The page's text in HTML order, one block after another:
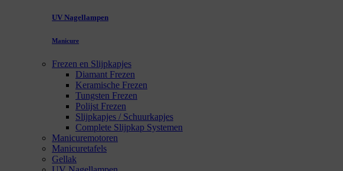
UV Nagellampen
Manicure
Frezen en Slijpkapjes
Diamant Frezen
Keramische Frezen
Tungsten Frezen
Polijst Frezen
Slijpkapjes / Schuurkapjes
Complete Slijpkap Systemen
Manicuremotoren
Manicuretafels
Gellak